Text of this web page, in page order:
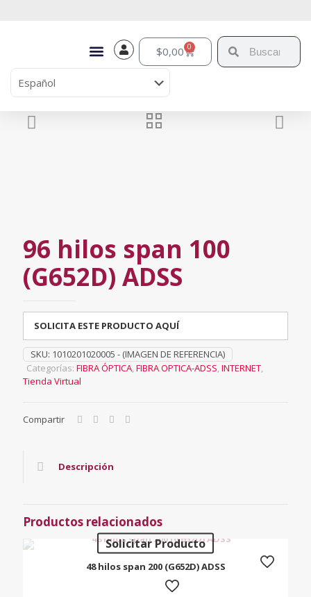
$0,00 0
96 hilos span 100
(G652D) ADSS
SOLICITA ESTE PRODUCTO AQUÍ
SKU: 1010201020005 - (IMAGEN DE REFERENCIA)
Categorías: FIBRA ÓPTICA, FIBRA OPTICA-ADSS, INTERNET,
Tienda Virtual
Compartir
Descripción
Productos relacionados
Solicitar Producto
48 hilos span 200 (G652D) ADSS